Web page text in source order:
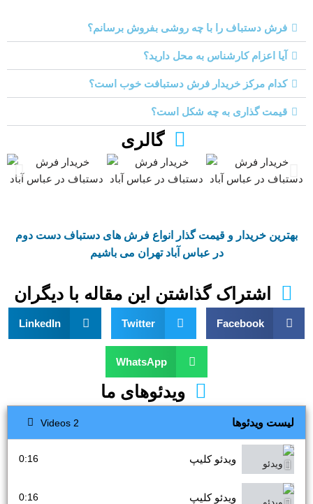
فرش دستباف را با چه روشی بفروش برسانم؟
آیا اعزام کارشناس به محل دارید؟
کدام مرکز خریدار فرش دستبافت خوب است؟
قیمت گذاری به چه شکل است؟
گالری
بهترین خریدار و قیمت گذار انواع فرش های دستباف دست دوم
در عباس آباد تهران می باشیم
اشتراک گذاشتن این مقاله با دیگران
Facebook
Twitter
LinkedIn
WhatsApp
ویدئوهای ما
لیست ویدئوها 2 Videos
ویدئو کلیپ 0:16
ویدئو کلیپ 0:16